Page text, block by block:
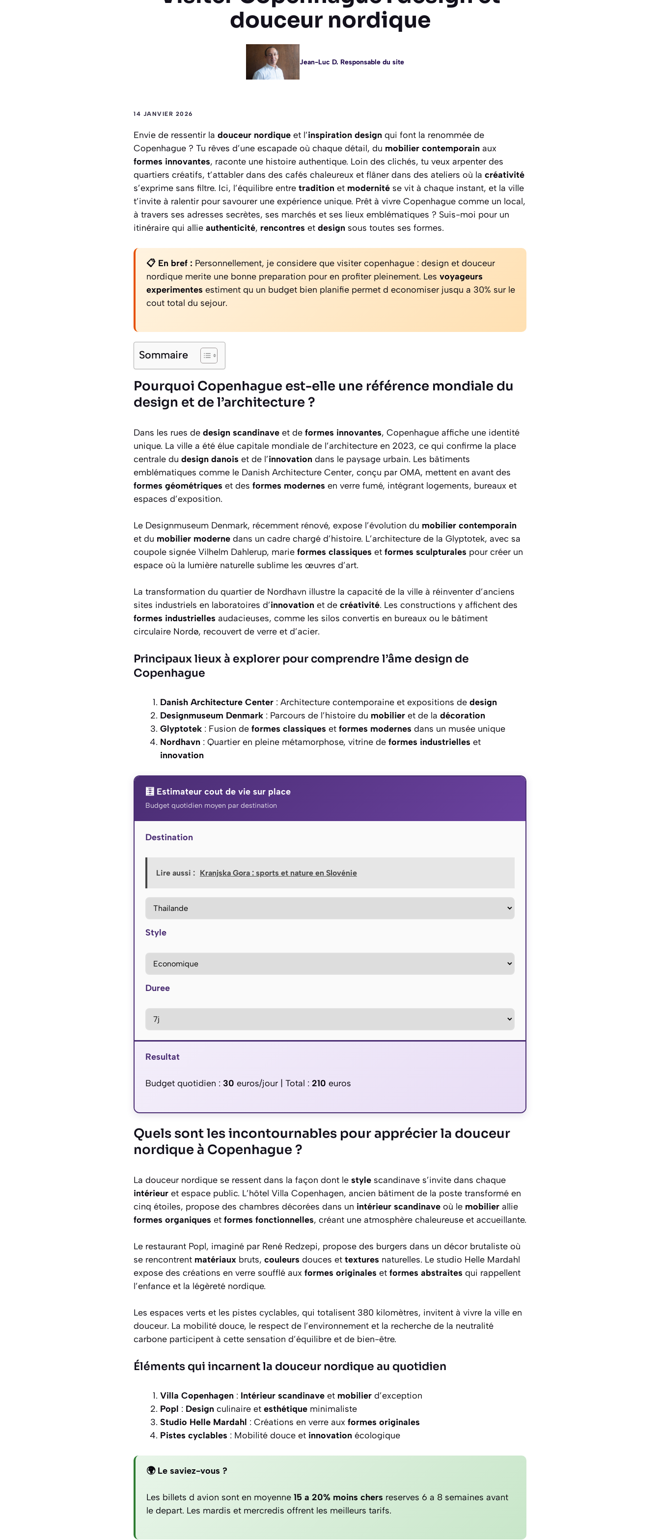
douceur nordique
Jean-Luc D. Responsable du site
14 JANVIER 2026
Envie de ressentir la douceur nordique et l’inspiration design qui font la renommée de
Copenhague ? Tu rêves d’une escapade où chaque détail, du mobilier contemporain aux
formes innovantes, raconte une histoire authentique. Loin des clichés, tu veux arpenter des
quartiers créatifs, t’attabler dans des cafés chaleureux et flâner dans des ateliers où la créativité
s’exprime sans filtre. Ici, l’équilibre entre tradition et modernité se vit à chaque instant, et la ville
t’invite à ralentir pour savourer une expérience unique. Prêt à vivre Copenhague comme un local,
à travers ses adresses secrètes, ses marchés et ses lieux emblématiques ? Suis-moi pour un
itinéraire qui allie authenticité, rencontres et design sous toutes ses formes.
📋 En bref : Personnellement, je considere que visiter copenhague : design et douceur
nordique merite une bonne preparation pour en profiter pleinement. Les voyageurs
experimentes estiment qu un budget bien planifie permet d economiser jusqu a 30% sur le
cout total du sejour.
Sommaire
Pourquoi Copenhague est-elle une référence mondiale du
design et de l’architecture ?
Dans les rues de design scandinave et de formes innovantes, Copenhague affiche une identité
unique. La ville a été élue capitale mondiale de l’architecture en 2023, ce qui confirme la place
centrale du design danois et de l’innovation dans le paysage urbain. Les bâtiments
emblématiques comme le Danish Architecture Center, conçu par OMA, mettent en avant des
formes géométriques et des formes modernes en verre fumé, intégrant logements, bureaux et
espaces d’exposition.
Le Designmuseum Denmark, récemment rénové, expose l’évolution du mobilier contemporain
et du mobilier moderne dans un cadre chargé d’histoire. L’architecture de la Glyptotek, avec sa
coupole signée Vilhelm Dahlerup, marie formes classiques et formes sculpturales pour créer un
espace où la lumière naturelle sublime les œuvres d’art.
La transformation du quartier de Nordhavn illustre la capacité de la ville à réinventer d’anciens
sites industriels en laboratoires d’innovation et de créativité. Les constructions y affichent des
formes industrielles audacieuses, comme les silos convertis en bureaux ou le bâtiment
circulaire Nordø, recouvert de verre et d’acier.
Principaux lieux à explorer pour comprendre l’âme design de
Copenhague
Danish Architecture Center : Architecture contemporaine et expositions de design
Designmuseum Denmark : Parcours de l’histoire du mobilier et de la décoration
Glyptotek : Fusion de formes classiques et formes modernes dans un musée unique
Nordhavn : Quartier en pleine métamorphose, vitrine de formes industrielles et
innovation
🧮 Estimateur cout de vie sur place
Budget quotidien moyen par destination
Destination
Lire aussi : Kranjska Gora : sports et nature en Slovénie
Style
Duree
Resultat
Budget quotidien : 30 euros/jour | Total : 210 euros
Quels sont les incontournables pour apprécier la douceur
nordique à Copenhague ?
La douceur nordique se ressent dans la façon dont le style scandinave s’invite dans chaque
intérieur et espace public. L’hôtel Villa Copenhagen, ancien bâtiment de la poste transformé en
cinq étoiles, propose des chambres décorées dans un intérieur scandinave où le mobilier allie
formes organiques et formes fonctionnelles, créant une atmosphère chaleureuse et accueillante.
Le restaurant Popl, imaginé par René Redzepi, propose des burgers dans un décor brutaliste où
se rencontrent matériaux bruts, couleurs douces et textures naturelles. Le studio Helle Mardahl
expose des créations en verre soufflé aux formes originales et formes abstraites qui rappellent
l’enfance et la légèreté nordique.
Les espaces verts et les pistes cyclables, qui totalisent 380 kilomètres, invitent à vivre la ville en
douceur. La mobilité douce, le respect de l’environnement et la recherche de la neutralité
carbone participent à cette sensation d’équilibre et de bien-être.
Éléments qui incarnent la douceur nordique au quotidien
Villa Copenhagen : Intérieur scandinave et mobilier d’exception
Popl : Design culinaire et esthétique minimaliste
Studio Helle Mardahl : Créations en verre aux formes originales
Pistes cyclables : Mobilité douce et innovation écologique
🌍 Le saviez-vous ?
Les billets d avion sont en moyenne 15 a 20% moins chers reserves 6 a 8 semaines avant
le depart. Les mardis et mercredis offrent les meilleurs tarifs.